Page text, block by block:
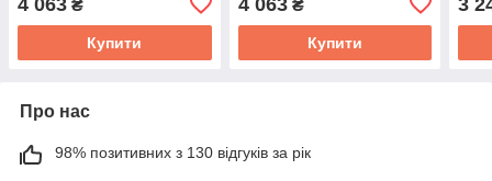
₴
Купити
₴
Купити
Про нас
98% позитивних з 130 відгуків за рік